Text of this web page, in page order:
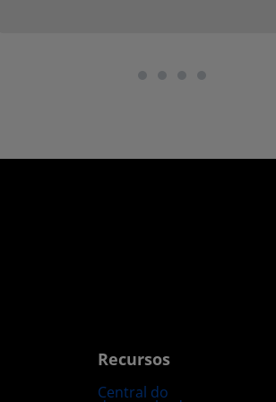
Recursos
Central do